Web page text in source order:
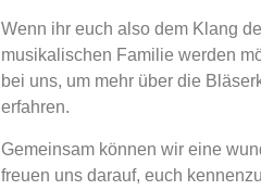
Wenn ihr euch also dem Klang
musikalischen Familie werden
bei uns, um mehr über die
erfahren.
Gemeinsam können wir eine
freuen uns darauf, euch